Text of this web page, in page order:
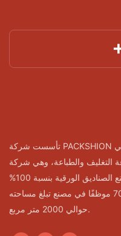
تأسست شركة PACKSHION في عام 1996، وهي
والطباعة، وهي شركة
تعتمد على مصنع الصناديق الورقية بنسبة 100%
وتضم أكثر من 70 موظفًا في مصنع تبلغ مساحته
حوالي 2000 متر مربع.